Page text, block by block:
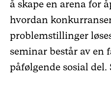
å skape en arena for
hvordan
problemstillinger
seminar består av en
påfølgende sosial del.